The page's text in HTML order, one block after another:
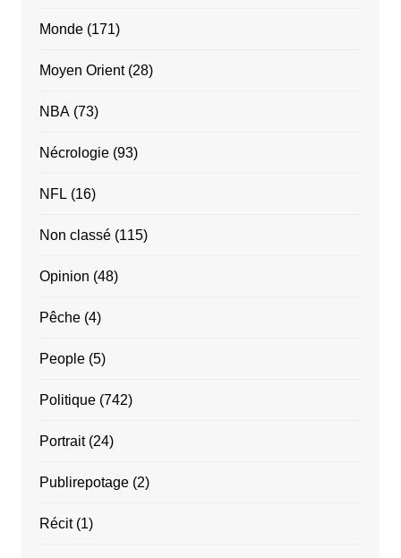
Monde(171)
Moyen Orient(28)
NBA(73)
Nécrologie(93)
NFL (16)
Non classé(115)
Opinion (48)
Pêche(4)
People(5)
Politique(742)
Portrait(24)
Publirepotage(2)
Récit(1)